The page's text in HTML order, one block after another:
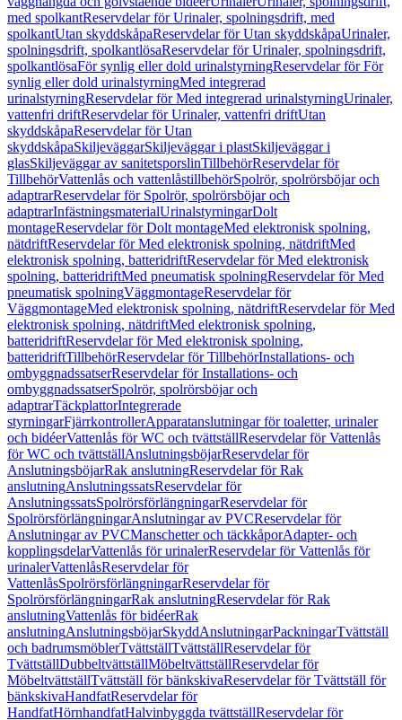
med spolkantReservdelar för Urinaler, spolningsdrift, med
spolkantUtan skyddskåpaReservdelar för Utan skyddskåpaUrinaler,
spolningsdrift, spolkantlösaReservdelar för Urinaler, spolningsdrift,
spolkantlösaFör synlig eller dold urinalstyrningReservdelar för För
synlig eller dold urinalstyrningMed integrerad
urinalstyrningReservdelar för Med integrerad urinalstyrningUrinaler,
vattenfri driftReservdelar för Urinaler, vattenfri driftUtan
skyddskåpaReservdelar för Utan
skyddskåpaSkiljeväggarSkiljeväggar i plastSkiljeväggar i
glasSkiljeväggar av sanitetsporslinTillbehörReservdelar för
TillbehörVattenlås och vattenlåstillbehörSpolrör, spolrörsböjar och
adaptrarReservdelar för Spolrör, spolrörsböjar och
adaptrarInfästningsmaterialUrinalstyrningarDolt
montageReservdelar för Dolt montageMed elektronisk spolning,
nätdriftReservdelar för Med elektronisk spolning, nätdriftMed
elektronisk spolning, batteridriftReservdelar för Med elektronisk
spolning, batteridriftMed pneumatisk spolningReservdelar för Med
pneumatisk spolningVäggmontageReservdelar för
VäggmontageMed elektronisk spolning, nätdriftReservdelar för Med
elektronisk spolning, nätdriftMed elektronisk spolning,
batteridriftReservdelar för Med elektronisk spolning,
batteridriftTillbehörReservdelar för TillbehörInstallations- och
ombyggnadssatserReservdelar för Installations- och
ombyggnadssatserSpolrör, spolrörsböjar och
adaptrarTäckplattorIntegrerade
styrningarFjärrkontrollerApparatanslutningar för toaletter, urinaler
och bidéerVattenlås för WC och tvättställReservdelar för Vattenlås
för WC och tvättställAnslutningsböjarReservdelar för
AnslutningsböjarRak anslutningReservdelar för Rak
anslutningAnslutningssatsReservdelar för
AnslutningssatsSpolrörsförlängningarReservdelar för
SpolrörsförlängningarAnslutningar av PVCReservdelar för
Anslutningar av PVCManschetter och täckkåporAdapter- och
kopplingsdelarVattenlås för urinalerReservdelar för Vattenlås för
urinalerVattenlåsReservdelar för
VattenlåsSpolrörsförlängningarReservdelar för
SpolrörsförlängningarRak anslutningReservdelar för Rak
anslutningVattenlås för bidéerRak
anslutningAnslutningsböjarSkyddAnslutningarPackningarTvättställ
och badrumsmöblerTvättställTvättställReservdelar för
TvättställDubbeltvättställMöbeltvättställReservdelar för
MöbeltvättställTvättställ för bänkskivaReservdelar för Tvättställ för
bänkskivaHandfatReservdelar för
HandfatHörnhandfatHalvinbyggda tvättställReservdelar för